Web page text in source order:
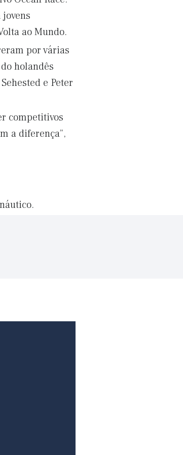
ao Mundo.
por várias
holandês
e Peter
competitivos
a diferença”,